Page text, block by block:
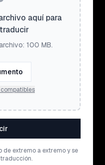
aquí para
100 MB.
extremo a extremo y se